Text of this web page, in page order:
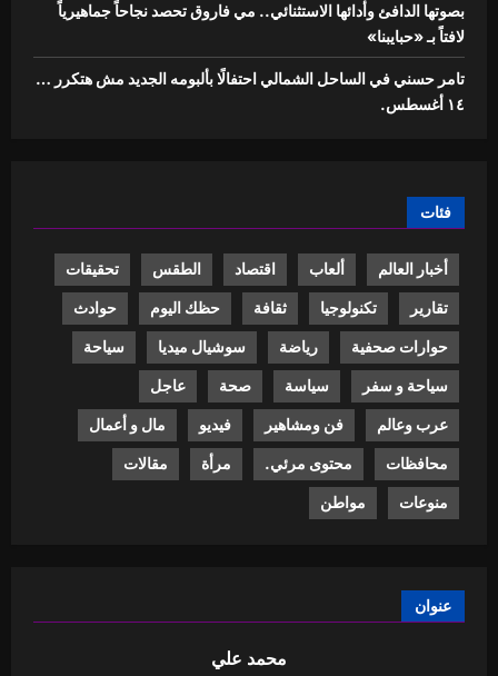
بصوتها الدافئ وأدائها الاستثنائي.. مي فاروق تحصد نجاحاً جماهيرياً
لافتاً بـ «حبايبنا»
تامر حسني في الساحل الشمالي احتفالًا بألبومه الجديد مش هتكرر …
١٤ أغسطس.
فئات
أخبار العالم ألعاب اقتصاد الطقس تحقيقات
تقارير تكنولوجيا ثقافة حظك اليوم حوادث
حوارات صحفية رياضة سوشيال ميديا سياحة
سياحة و سفر سياسة صحة عاجل
عرب وعالم فن ومشاهير فيديو مال و أعمال
محافظات محتوى مرئي. مرأة مقالات
منوعات مواطن
عنوان
محمد علي